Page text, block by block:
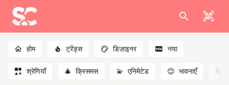
होम ट्रेंड्स डिज़ाइनर नया
श्रेणियाँ 🎄 क्रिसमस 💫 एनिमेटेड 😊 भावनाएँ 🐻